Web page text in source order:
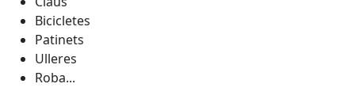
Bicicletes
Patinets
Ulleres
Roba...